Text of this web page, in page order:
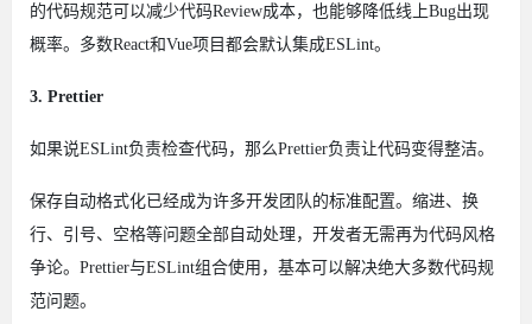
的代码规范可以减少代码Review成本，也能够降低线上Bug出现
概率。多数React和Vue项目都会默认集成ESLint。
3. Prettier
如果说ESLint负责检查代码，那么Prettier负责让代码变得整洁。
保存自动格式化已经成为许多开发团队的标准配置。缩进、换
行、引号、空格等问题全部自动处理，开发者无需再为代码风格
争论。Prettier与ESLint组合使用，基本可以解决绝大多数代码规
范问题。